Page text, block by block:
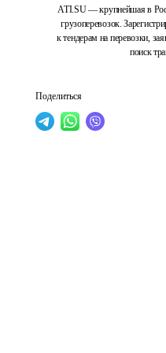
ATI.SU — крупнейшая в
грузоперевозок.
к тендерам на перевозки,
поиск
Поделиться